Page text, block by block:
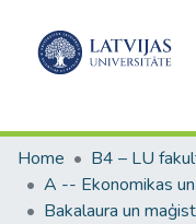
Home